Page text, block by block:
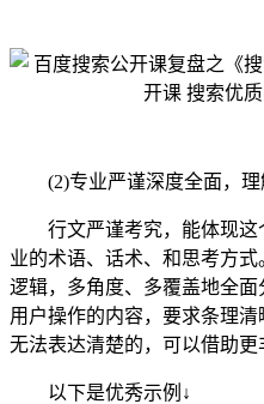
(2)专业严谨深度全面，理
行文严谨考究，能体现这
业的术语、话术、和思考方式
逻辑，多角度、多覆盖地全
用户操作的内容，要求条理
无法表达清楚的，可以借助更
以下是优秀示例↓